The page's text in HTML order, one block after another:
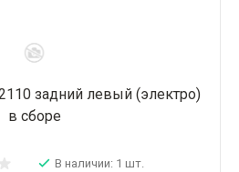
задний левый (электро)
в сборе
В наличии: 1 шт.